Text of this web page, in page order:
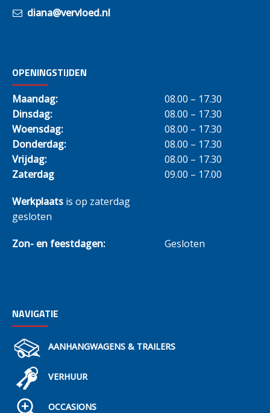
diana@vervloed.nl
OPENINGSTIJDEN
Maandag:
08.00 – 17.30
Dinsdag:
08.00 – 17.30
Woensdag:
08.00 – 17.30
Donderdag:
08.00 – 17.30
Vrijdag:
08.00 – 17.30
Zaterdag
09.00 – 17.00
Werkplaats is op zaterdag
gesloten
Zon- en feestdagen: Gesloten
NAVIGATIE
AANHANGWAGENS & TRAILERS
VERHUUR
OCCASIONS